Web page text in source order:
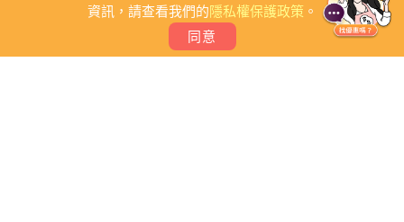
資訊，請查看我們的隱私權保護政策。
同意